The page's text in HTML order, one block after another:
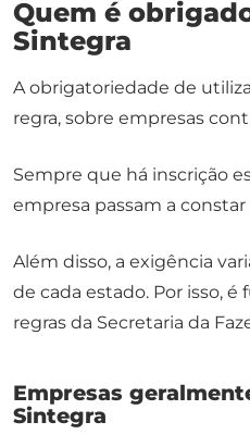
Quem é
Sintegra
A obrigatoriedade de
regra, sobre empresas
Sempre que há inscrição
empresa passam a
Além disso, a exigência
de cada estado. Por isso,
regras da Secretaria da
Empresas
Sintegra